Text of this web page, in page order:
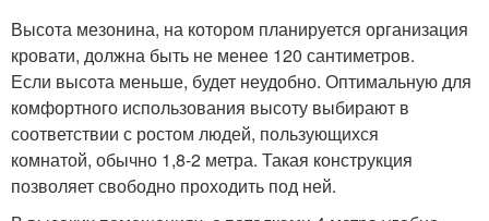
Высота мезонина, на котором планируется организация
кровати, должна быть не менее 120 сантиметров.
Если высота меньше, будет неудобно. Оптимальную для
комфортного использования высоту выбирают в
соответствии с ростом людей, пользующихся
комнатой, обычно 1,8-2 метра. Такая конструкция
позволяет свободно проходить под ней.